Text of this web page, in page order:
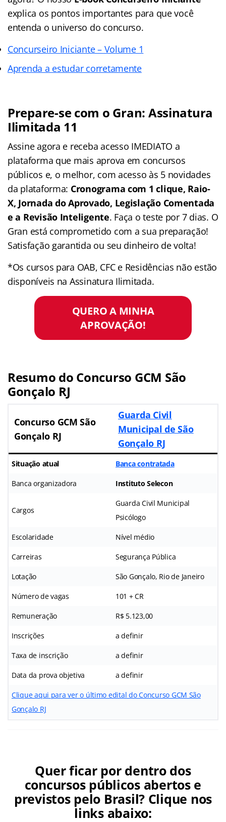
explica os pontos importantes para que você
entenda o universo do concurso.
Concurseiro Iniciante – Volume 1
Aprenda a estudar corretamente
Prepare-se com o Gran: Assinatura
Ilimitada 11
Assine agora e receba acesso IMEDIATO a
plataforma que mais aprova em concursos
públicos e, o melhor, com acesso às 5 novidades
da plataforma: Cronograma com 1 clique, Raio-
X, Jornada do Aprovado, Legislação Comentada
e a Revisão Inteligente. Faça o teste por 7 dias. O
Gran está comprometido com a sua preparação!
Satisfação garantida ou seu dinheiro de volta!
*Os cursos para OAB, CFC e Residências não estão
disponíveis na Assinatura Ilimitada.
QUERO A MINHA
APROVAÇÃO!
Resumo do Concurso GCM São
Gonçalo RJ
Concurso GCM São
Gonçalo RJ
Guarda Civil
Municipal de São
Gonçalo RJ
Situação atual Banca contratada
Banca organizadora Instituto Selecon
Cargos
Guarda Civil Municipal
Psicólogo
Escolaridade Nível médio
Carreiras Segurança Pública
Lotação São Gonçalo, Rio de Janeiro
Número de vagas 101 + CR
Remuneração R$ 5.123,00
Inscrições a definir
Taxa de inscrição a definir
Data da prova objetiva a definir
Clique aqui para ver o último edital do Concurso GCM São
Gonçalo RJ
Quer ficar por dentro dos
concursos públicos abertos e
previstos pelo Brasil? Clique nos
links abaixo: